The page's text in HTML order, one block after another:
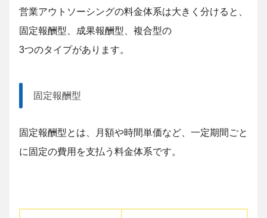
営業アウトソーシングの料金体系は大きく分けると、
固定報酬型、成果報酬型、複合型の
3つのタイプがあります。
固定報酬型
固定報酬型とは、月額や時間単価など、一定期間ごと
に固定の費用を支払う料金体系です。